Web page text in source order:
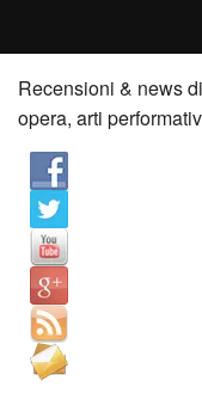
Home
Recensioni
Anticipazioni
News
Palazzi consiglia
Video
Recensioni & news
opera, arti